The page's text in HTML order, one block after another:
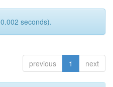
seconds).
previous 1 next